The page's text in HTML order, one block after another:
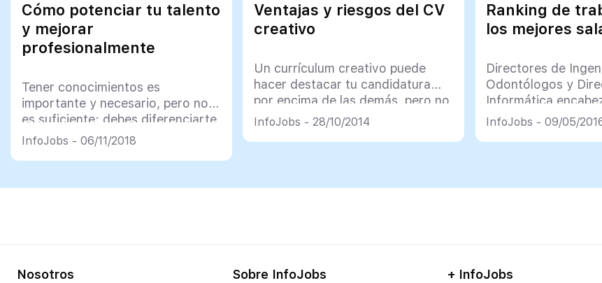
Cómo potenciar tu talento
y mejorar
profesionalmente
Tener conocimientos es
importante y necesario, pero no
es suficiente: debes diferenciarte
de los demás con una propuesta
de valor bien definida
InfoJobs - 06/11/2018
Ventajas y riesgos del CV
creativo
Un currículum creativo puede
hacer destacar tu candidatura
por encima de las demás, pero no
siempre es recomendable
InfoJobs - 28/10/2014
Ranking de
los mejores
Directores de
Odontólogos y
Informática
InfoJobs - 09/05/
Nosotros Sobre InfoJobs + InfoJobs